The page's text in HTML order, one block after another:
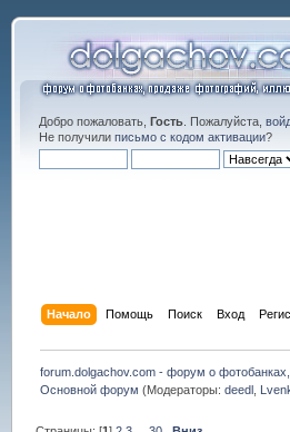
Добро пожаловать, Гость. Пожалуйста,
Не получили письмо с кодом активации?
Начало Помощь Поиск Вход
forum.dolgachov.com - форум о
Основной форум (Модераторы:deedl